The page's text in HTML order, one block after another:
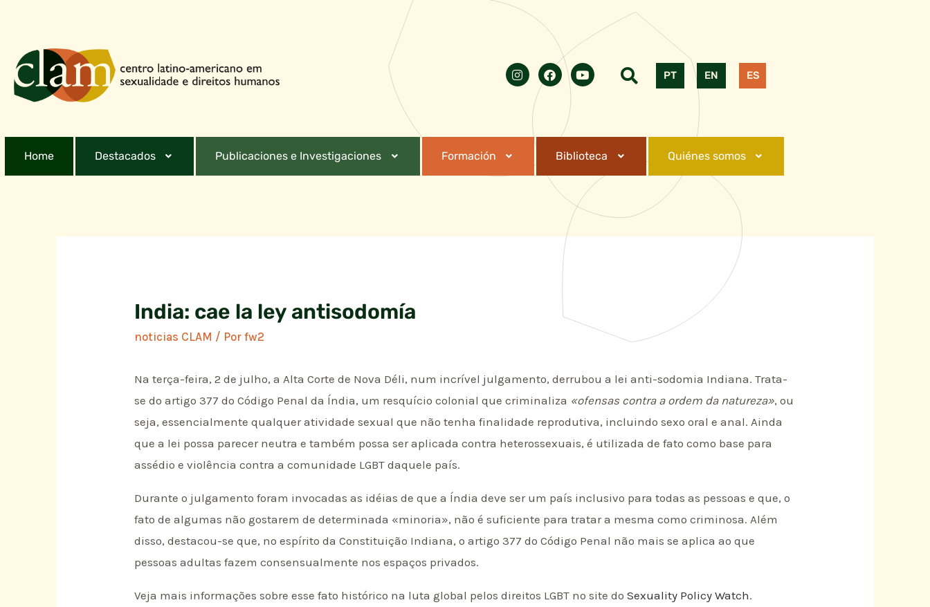
PT EN ES
Home Destacados Publicaciones e Investigaciones Formación Biblioteca Quiénes somos
India: cae la ley antisodomía
noticias CLAM / Porfw2
Na terça-feira, 2 de julho, a Alta Corte de Nova Déli, num incrível julgamento, derrubou a lei anti-sodomia Indiana. Trata-
se do artigo 377 do Código Penal da Índia, um resquício colonial que criminaliza «ofensas contra a ordem da natureza», ou
seja, essencialmente qualquer atividade sexual que não tenha finalidade reprodutiva, incluindo sexo oral e anal. Ainda
que a lei possa parecer neutra e também possa ser aplicada contra heterossexuais, é utilizada de fato como base para
assédio e violência contra a comunidade LGBT daquele país.
Durante o julgamento foram invocadas as idéias de que a Índia deve ser um país inclusivo para todas as pessoas e que, o
fato de algumas não gostarem de determinada «minoria», não é suficiente para tratar a mesma como criminosa. Além
disso, destacou-se que, no espírito da Constituição Indiana, o artigo 377 do Código Penal não mais se aplica ao que
pessoas adultas fazem consensualmente nos espaços privados.
Veja mais informações sobre esse fato histórico na luta global pelos direitos LGBT no site doSexuality Policy Watch.